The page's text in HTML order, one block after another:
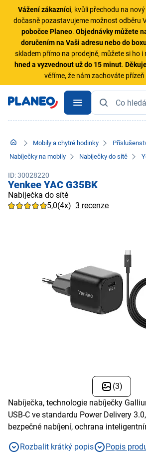
Vážení zákazníci, kvůli přechodu na
dočasně pozastavujeme možnost odběru
pobočce Planeo.Objednávky můžete
doručením na Vaši adresu nebo do
skladem přímo na prodejně, můžete si ho
hned a vyzvednout už do 15 minut.
věříme, že nám zachováte přízeň
Mobily a chytré hodinky
Nabíječky na mobily
Nabíječky do sítě
ID: 30028220
Yenkee YAC G35BK
Nabíječka do sítě
5,0(4x) 3 recenze
(3)
Nabíječka, technologie nabíječky
USB-C ve standardu Power Delivery
bezpečné nabíjení, ochrana
Rozbalit krátký popis
Popis